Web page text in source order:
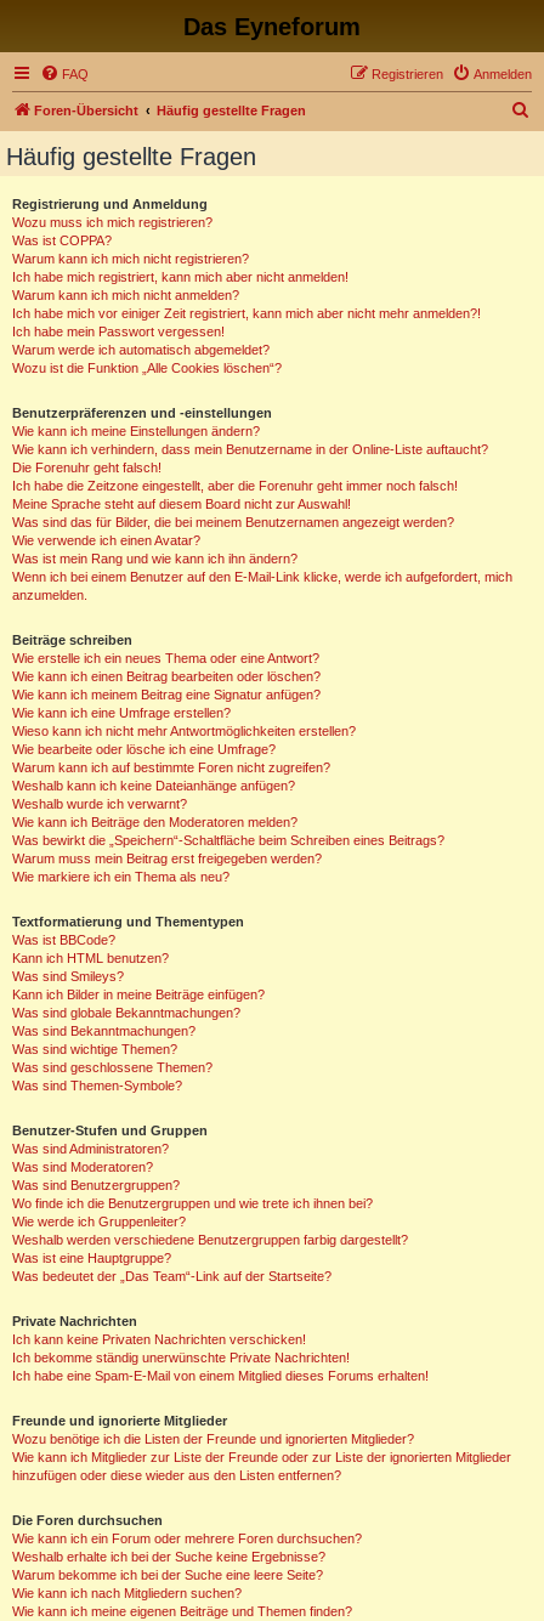
Das Eyneforum
FAQ Anmelden
Registrieren
Foren-Übersicht Häufig gestellte Fragen
Häufig gestellte Fragen
Registrierung und Anmeldung
Wozu muss ich mich registrieren?
Was ist COPPA?
Warum kann ich mich nicht registrieren?
Ich habe mich registriert, kann mich aber nicht anmelden!
Warum kann ich mich nicht anmelden?
Ich habe mich vor einiger Zeit registriert, kann mich aber nicht mehr anmelden?!
Ich habe mein Passwort vergessen!
Warum werde ich automatisch abgemeldet?
Wozu ist die Funktion „Alle Cookies löschen“?
Benutzerpräferenzen und -einstellungen
Wie kann ich meine Einstellungen ändern?
Wie kann ich verhindern, dass mein Benutzername in der Online-Liste auftaucht?
Die Forenuhr geht falsch!
Ich habe die Zeitzone eingestellt, aber die Forenuhr geht immer noch falsch!
Meine Sprache steht auf diesem Board nicht zur Auswahl!
Was sind das für Bilder, die bei meinem Benutzernamen angezeigt werden?
Wie verwende ich einen Avatar?
Was ist mein Rang und wie kann ich ihn ändern?
Wenn ich bei einem Benutzer auf den E-Mail-Link klicke, werde ich aufgefordert, mich
anzumelden.
Beiträge schreiben
Wie erstelle ich ein neues Thema oder eine Antwort?
Wie kann ich einen Beitrag bearbeiten oder löschen?
Wie kann ich meinem Beitrag eine Signatur anfügen?
Wie kann ich eine Umfrage erstellen?
Wieso kann ich nicht mehr Antwortmöglichkeiten erstellen?
Wie bearbeite oder lösche ich eine Umfrage?
Warum kann ich auf bestimmte Foren nicht zugreifen?
Weshalb kann ich keine Dateianhänge anfügen?
Weshalb wurde ich verwarnt?
Wie kann ich Beiträge den Moderatoren melden?
Was bewirkt die „Speichern“-Schaltfläche beim Schreiben eines Beitrags?
Warum muss mein Beitrag erst freigegeben werden?
Wie markiere ich ein Thema als neu?
Textformatierung und Thementypen
Was ist BBCode?
Kann ich HTML benutzen?
Was sind Smileys?
Kann ich Bilder in meine Beiträge einfügen?
Was sind globale Bekanntmachungen?
Was sind Bekanntmachungen?
Was sind wichtige Themen?
Was sind geschlossene Themen?
Was sind Themen-Symbole?
Benutzer-Stufen und Gruppen
Was sind Administratoren?
Was sind Moderatoren?
Was sind Benutzergruppen?
Wo finde ich die Benutzergruppen und wie trete ich ihnen bei?
Wie werde ich Gruppenleiter?
Weshalb werden verschiedene Benutzergruppen farbig dargestellt?
Was ist eine Hauptgruppe?
Was bedeutet der „Das Team“-Link auf der Startseite?
Private Nachrichten
Ich kann keine Privaten Nachrichten verschicken!
Ich bekomme ständig unerwünschte Private Nachrichten!
Ich habe eine Spam-E-Mail von einem Mitglied dieses Forums erhalten!
Freunde und ignorierte Mitglieder
Wozu benötige ich die Listen der Freunde und ignorierten Mitglieder?
Wie kann ich Mitglieder zur Liste der Freunde oder zur Liste der ignorierten Mitglieder
hinzufügen oder diese wieder aus den Listen entfernen?
Die Foren durchsuchen
Wie kann ich ein Forum oder mehrere Foren durchsuchen?
Weshalb erhalte ich bei der Suche keine Ergebnisse?
Warum bekomme ich bei der Suche eine leere Seite?
Wie kann ich nach Mitgliedern suchen?
Wie kann ich meine eigenen Beiträge und Themen finden?